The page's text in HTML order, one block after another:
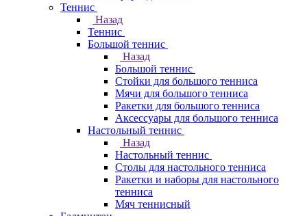
Теннис
Назад
Теннис
Большой теннис
Назад
Большой теннис
Стойки для большого тенниса
Мячи для большого тенниса
Ракетки для большого тенниса
Аксессуары для большого тенниса
Настольный теннис
Назад
Настольный теннис
Столы для настольного тенниса
Ракетки и наборы для настольного
тенниса
Мяч теннисный